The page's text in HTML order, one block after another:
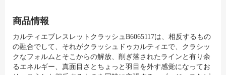
商品情報
カルティエブレスレットクラッシュB6065117は、相反するもの
の融合でして、それがクラッシュドゥカルティエで、クラシッ
クなフォルムとそこからの解放、削ぎ落されたラインと有り余
るエネルギー、真面目さとちょっと羽目を外す感覚になってお